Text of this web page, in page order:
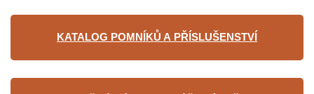
KATALOG POMNÍKŮ A PŘÍSLUŠENSTVÍ